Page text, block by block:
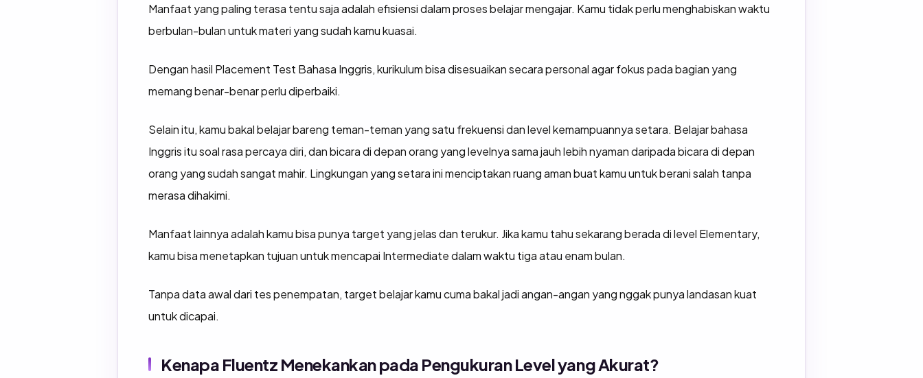
Manfaat yang paling terasa tentu saja adalah efisiensi dalam proses belajar mengajar. Kamu tidak perlu menghabiskan waktu
berbulan-bulan untuk materi yang sudah kamu kuasai.
Dengan hasil Placement Test Bahasa Inggris, kurikulum bisa disesuaikan secara personal agar fokus pada bagian yang
memang benar-benar perlu diperbaiki.
Selain itu, kamu bakal belajar bareng teman-teman yang satu frekuensi dan level kemampuannya setara. Belajar bahasa
Inggris itu soal rasa percaya diri, dan bicara di depan orang yang levelnya sama jauh lebih nyaman daripada bicara di depan
orang yang sudah sangat mahir. Lingkungan yang setara ini menciptakan ruang aman buat kamu untuk berani salah tanpa
merasa dihakimi.
Manfaat lainnya adalah kamu bisa punya target yang jelas dan terukur. Jika kamu tahu sekarang berada di level Elementary,
kamu bisa menetapkan tujuan untuk mencapai Intermediate dalam waktu tiga atau enam bulan.
Tanpa data awal dari tes penempatan, target belajar kamu cuma bakal jadi angan-angan yang nggak punya landasan kuat
untuk dicapai.
Kenapa Fluentz Menekankan pada Pengukuran Level yang Akurat?